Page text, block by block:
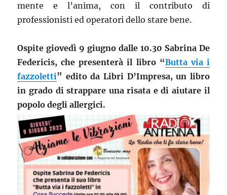
mente e l’anima, con il contributo di
professionisti ed operatori dello stare bene.
Ospite giovedì 9 giugno dalle 10.30 Sabrina De
Federicis, che presenterà il libro “Butta via i
fazzoletti” edito da Libri D’Impresa, un libro
in grado di strappare una risata e di aiutare il
popolo degli allergici.